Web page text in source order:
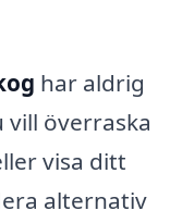
har aldrig
överraska
visa ditt
alternativ